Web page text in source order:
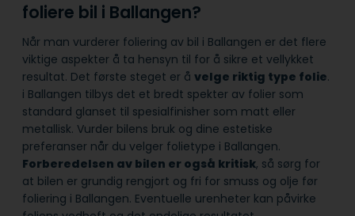
foliere bil i Ballangen?
Når man vurderer foliering av bil i Ballangen er det flere
viktige aspekter å ta hensyn til for å sikre et vellykket
resultat. Det første steget er å velge riktig type folie.
i Ballangen tilbys det et bredt spekter av folier som
standard glanset til spesialfinisher som matt eller
metallisk. Vurder bilens bruk og dine estetiske
preferanser når du velger folietype i Ballangen.
Forberedelsen av bilen er også kritisk, så sørg for
at bilen er grundig rengjort og fri for smuss og olje før
foliering i Ballangen. Eventuelle urenheter kan påvirke